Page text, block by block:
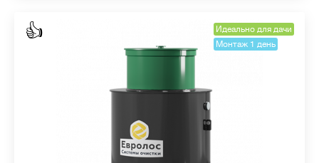
👍
Идеально для дачи
Монтаж 1 день